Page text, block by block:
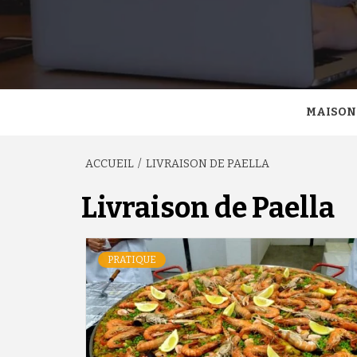
MAISON
ACCUEIL LIVRAISON DE PAELLA
Livraison de Paella
PRATIQUE